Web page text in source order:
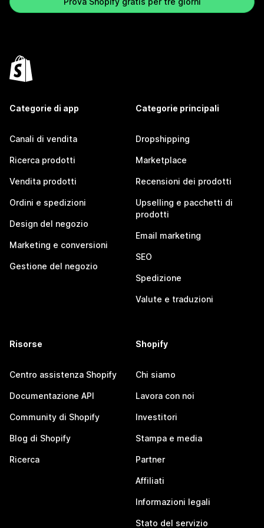
Categorie di app
Canali di vendita
Ricerca prodotti
Vendita prodotti
Ordini e spedizioni
Design del negozio
Marketing e conversioni
Gestione del negozio
Categorie principali
Dropshipping
Marketplace
Recensioni dei prodotti
Upselling e pacchetti di
prodotti
Email marketing
SEO
Spedizione
Valute e traduzioni
Risorse
Centro assistenza Shopify
Documentazione API
Community di Shopify
Blog di Shopify
Ricerca
Shopify
Chi siamo
Lavora con noi
Investitori
Stampa e media
Partner
Affiliati
Informazioni legali
Stato del servizio